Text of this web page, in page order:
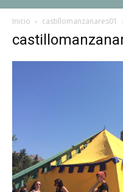
Inicio castillomanzanares01